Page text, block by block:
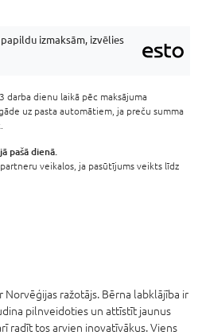
izmaksām, izvēlies
darba dienu laikā pēc maksājuma
uz pasta automātiem, ja preču summa
pašā dienā.
veikalos, ja pasūtījums veikts līdz
ir Norvēģijas ražotājs. Bērna labklājība ir
pilnveidoties un attīstīt jaunus
radīt tos arvien inovatīvākus. Viens